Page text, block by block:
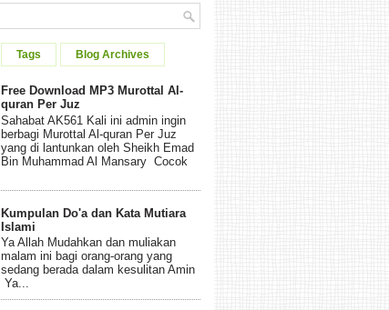
Tags Blog Archives
Free Download MP3 Murottal Al-
quran Per Juz
Sahabat AK561 Kali ini admin ingin
berbagi Murottal Al-quran Per Juz
yang di lantunkan oleh Sheikh Emad
Bin Muhammad Al Mansary Cocok
Kumpulan Do'a dan Kata Mutiara
Islami
Ya Allah Mudahkan dan muliakan
malam ini bagi orang-orang yang
sedang berada dalam kesulitan Amin
Ya...